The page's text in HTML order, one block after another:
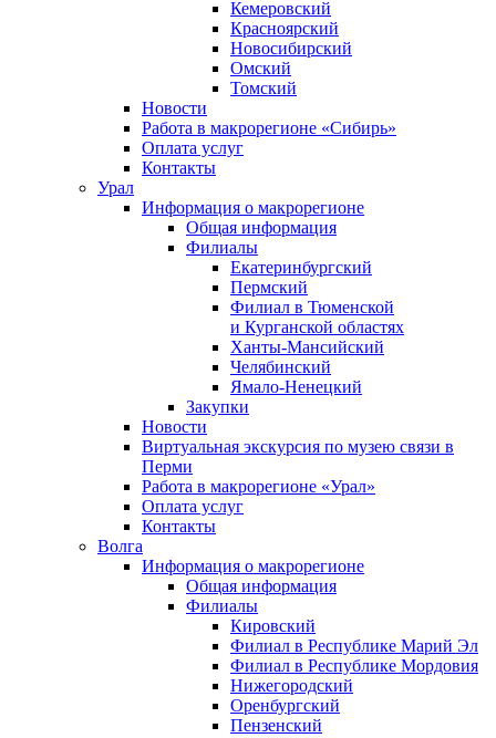
Кемеровский
Красноярский
Новосибирский
Омский
Томский
Новости
Работа в макрорегионе «Сибирь»
Оплата услуг
Контакты
Урал
Информация о макрорегионе
Общая информация
Филиалы
Екатеринбургский
Пермский
Филиал в Тюменской
и Курганской областях
Ханты-Мансийский
Челябинский
Ямало-Ненецкий
Закупки
Новости
Виртуальная экскурсия по музею связи в
Перми
Работа в макрорегионе «Урал»
Оплата услуг
Контакты
Волга
Информация о макрорегионе
Общая информация
Филиалы
Кировский
Филиал в Республике Марий Эл
Филиал в Республике Мордовия
Нижегородский
Оренбургский
Пензенский